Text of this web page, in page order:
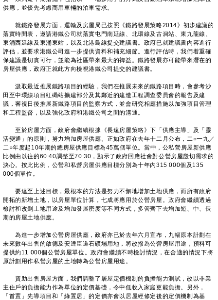
供應，並優先考慮商用車輛的泊車需求。
就鐵路發展方面，運輸及房屋局已按照《鐵路發展策略2014》初步建議的
落實時間表，邀請港鐵公司就落實屯門南延線、北環線及古洞站、東九龍線、
東涌西延線及東涌東站，以及北港島線提交建議書。政府已就建議書內容進行
評估，並要求港鐵公司進一步提供資料和補充細節。進行評估時，我們着重確
保建議是切實可行，並能為社區帶來最大的裨益。鐵路發展亦可能帶來潛在的
房屋供應，政府正就此方向檢視港鐵公司提交的建議書。
汲取最近推展鐵路項目的經驗，我們在推展未來的鐵路項目時，會參考沙
田至中環線項目紅磡站擴建部分及其鄰近的建造工程調查委員會的報告及建
議，審視日後推展新鐵路項目的監察方式，並會研究相應措施以加強項目管理
和工程監督，以及強化政府和港鐵公司之間的溝通。
至於房屋方面，政府會繼續根據《長遠房屋策略》下「供應主導」及「靈
活變通」的原則，努力增加房屋供應。正如政府在去年十二月公布，二○一九／
二○年度起10年期的總房屋供應目標為45萬個單位。當中，公私營房屋新供應
比例由以往的60:40調整至70:30，顯示了政府回應社會對公營房屋殷切需求的
決心。按此比例，公營和私營房屋供應目標分別為十年內315 000個及135
000個單位。
要達至上述目標，最根本的方法是努力不懈地增加土地供應，而所有政府
開拓的新增土地，以房屋單位計算，七成將應用於公營房屋。政府會繼續透過
檢討和改劃土地用途及增加發展密度等不同方式，多管齊下去增加短、中、長
期的房屋土地供應。
為進一步增加公營房屋供應，政府亦已於去年六月宣布，九幅原本計劃在
未來數年出售的啟德及安達臣道石礦場用地，將改撥為公營房屋用途，預料可
提供約11 000個公營房屋單位。政府會繼續不時檢討情況，在合適的情況下將
原計劃用作私營房屋的土地轉為公營房屋用途。
資助出售房屋方面，我們調整了居屋定價機制的負擔能力測試，改以非業
主住戶的負擔能力作為單位的定價基礎，令中低收入家庭更能負擔。另外，
「首置」先導項目和「綠置居」的定價亦會以居屋經修定後的定價機制為基